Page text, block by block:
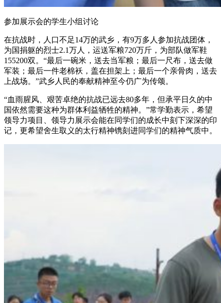
参加展示会的学生小组讨论
在抗战时，人口不足14万的武乡，有9万多人参加抗战团体，
为国捐躯的烈士2.1万人，运送军粮720万斤，为部队做军鞋
155200双。“最后一碗米，送去当军粮；最后一尺布，送去做
军装；最后一件老棉袄，盖在担架上；最后一个亲骨肉，送去
上战场。”武乡人民的奉献精神至今仍广为传颂。
“血雨腥风、艰苦卓绝的抗战已远去80多年，但承平日久的中
国依然需要这种为群体利益牺牲的精神。”常学勤表示，希望
领导力项目、领导力展示会能在同学们的成长中刻下深深的印
记，更希望舍生取义的太行精神镌刻进同学们的精神气质中。